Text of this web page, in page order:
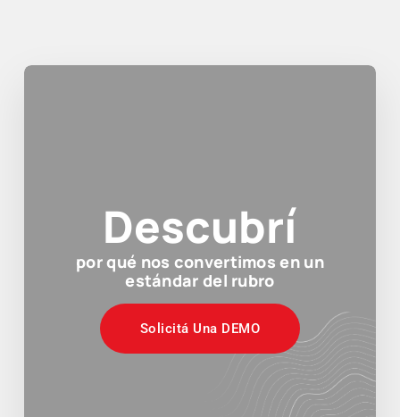
Descubrí
por qué nos convertimos en un
estándar del rubro
Solicitá Una DEMO